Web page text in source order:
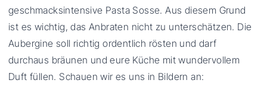
geschmacksintensive Pasta Sosse. Aus diesem Grund
ist es wichtig, das Anbraten nicht zu unterschätzen. Die
Aubergine soll richtig ordentlich rösten und darf
durchaus bräunen und eure Küche mit wundervollem
Duft füllen. Schauen wir es uns in Bildern an: